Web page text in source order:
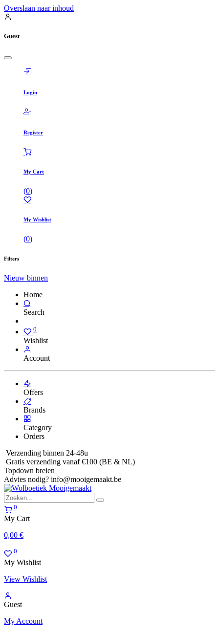
Overslaan naar inhoud
Guest
Login
Register
My Cart
(0)
My Wishlist
(0)
Filters
Nieuw binnen
Home
Search
0
Wishlist
Account
Offers
Brands
Category
Orders
Verzending binnen 24-48u
Gratis verzending vanaf €100 (BE & NL)
Topdown breien
Advies nodig? info@mooigemaakt.be
0
My Cart
0,00 €
0
My Wishlist
View Wishlist
Guest
My Account